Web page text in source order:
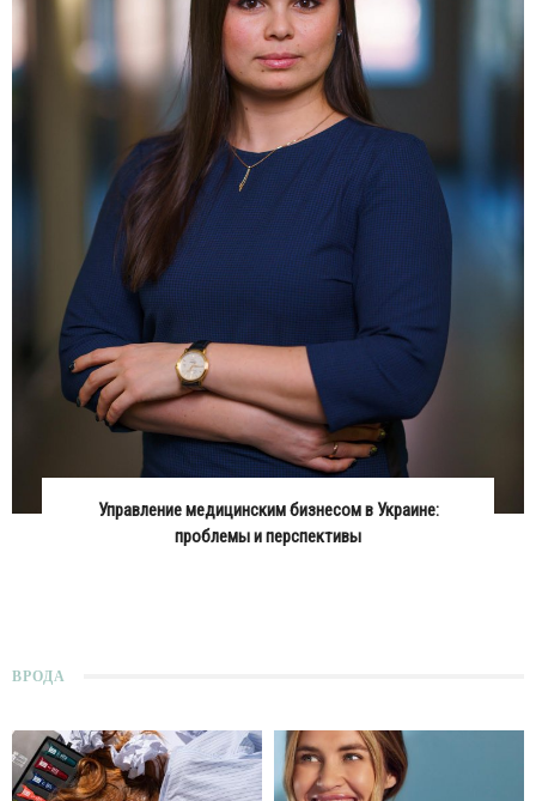
Управление медицинским бизнесом в Украине:
проблемы и перспективы
ВРОДА